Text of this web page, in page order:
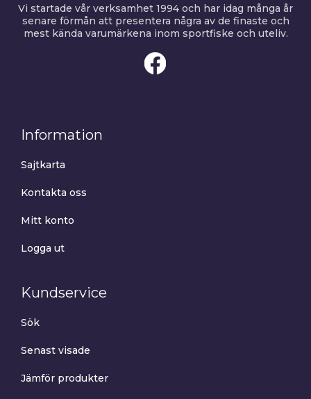
Vi startade vår verksamhet 1994 och har idag många år
senare förmån att presentera några av de finaste och
mest kända varumärkena inom sportfiske och uteliv.
Information
Sajtkarta
Kontakta oss
Mitt konto
Logga ut
Kundservice
Sök
Senast visade
Jämför produkter